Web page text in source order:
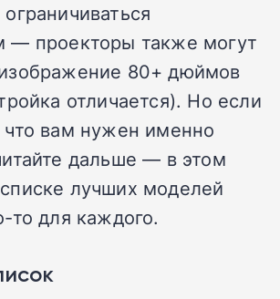
— проекторы также могут
80+ дюймов
отличается). Но если
вам нужен именно
дальше — в этом
лучших моделей
то для каждого.